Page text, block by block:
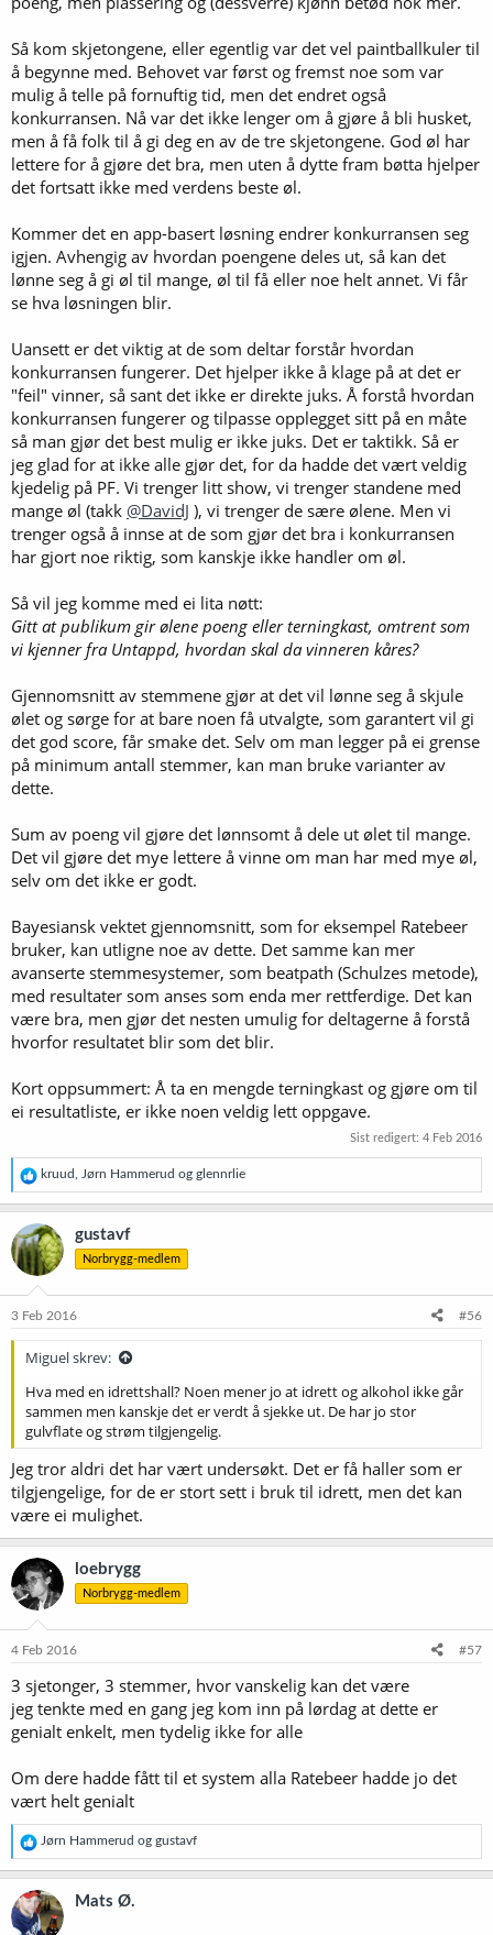
Så kom skjetongene, eller egentlig var det vel paintballkuler til
å begynne med. Behovet var først og fremst noe som var
mulig å telle på fornuftig tid, men det endret også
konkurransen. Nå var det ikke lenger om å gjøre å bli husket,
men å få folk til å gi deg en av de tre skjetongene. God øl har
lettere for å gjøre det bra, men uten å dytte fram bøtta hjelper
det fortsatt ikke med verdens beste øl.
Kommer det en app-basert løsning endrer konkurransen seg
igjen. Avhengig av hvordan poengene deles ut, så kan det
lønne seg å gi øl til mange, øl til få eller noe helt annet. Vi får
se hva løsningen blir.
Uansett er det viktig at de som deltar forstår hvordan
konkurransen fungerer. Det hjelper ikke å klage på at det er
"feil" vinner, så sant det ikke er direkte juks. Å forstå hvordan
konkurransen fungerer og tilpasse opplegget sitt på en måte
så man gjør det best mulig er ikke juks. Det er taktikk. Så er
jeg glad for at ikke alle gjør det, for da hadde det vært veldig
kjedelig på PF. Vi trenger litt show, vi trenger standene med
mange øl (takk @DavidJ ), vi trenger de sære ølene. Men vi
trenger også å innse at de som gjør det bra i konkurransen
har gjort noe riktig, som kanskje ikke handler om øl.
Så vil jeg komme med ei lita nøtt:
Gitt at publikum gir ølene poeng eller terningkast, omtrent som
vi kjenner fra Untappd, hvordan skal da vinneren kåres?
Gjennomsnitt av stemmene gjør at det vil lønne seg å skjule
ølet og sørge for at bare noen få utvalgte, som garantert vil gi
det god score, får smake det. Selv om man legger på ei grense
på minimum antall stemmer, kan man bruke varianter av
dette.
Sum av poeng vil gjøre det lønnsomt å dele ut ølet til mange.
Det vil gjøre det mye lettere å vinne om man har med mye øl,
selv om det ikke er godt.
Bayesiansk vektet gjennomsnitt, som for eksempel Ratebeer
bruker, kan utligne noe av dette. Det samme kan mer
avanserte stemmesystemer, som beatpath (Schulzes metode),
med resultater som anses som enda mer rettferdige. Det kan
være bra, men gjør det nesten umulig for deltagerne å forstå
hvorfor resultatet blir som det blir.
Kort oppsummert: Å ta en mengde terningkast og gjøre om til
ei resultatliste, er ikke noen veldig lett oppgave.
Sist redigert: 4 Feb 2016
R
e
a
k
s
j
o
e
kruud Jørn Hammerud og glennrlie
gustavf
Norbrygg-medlem
3 Feb 2016 #56
Miguel skrev:
Hva med en idrettshall? Noen mener jo at idrett og alkohol ikke går
sammen men kanskje det er verdt å sjekke ut. De har jo stor
gulvflate og strøm tilgjengelig.
Jeg tror aldri det har vært undersøkt. Det er få haller som er
tilgjengelige, for de er stort sett i bruk til idrett, men det kan
være ei mulighet.
loebrygg
Norbrygg-medlem
4 Feb 2016 #57
3 sjetonger, 3 stemmer, hvor vanskelig kan det være
jeg tenkte med en gang jeg kom inn på lørdag at dette er
genialt enkelt, men tydelig ikke for alle
Om dere hadde fått til et system alla Ratebeer hadde jo det
vært helt genialt
R
e
a
k
s
j
Jørn Hammerud og gustavf
Mats Ø.